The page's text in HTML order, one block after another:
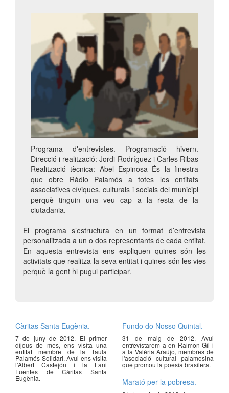
Programa d'entrevistes. Programació hivern.
Direcció i realització: Jordi Rodríguez i Carles Ribas
Realització tècnica: Abel Espinosa És la finestra
que obre Ràdio Palamós a totes les entitats
associatives cíviques, culturals i socials del municipi
perquè tinguin una veu cap a la resta de la
ciutadania.
El programa s’estructura en un format d’entrevista
personalitzada a un o dos representants de cada entitat.
En aquesta entrevista ens expliquen quines són les
activitats que realitza la seva entitat i quines són les vies
perquè la gent hi pugui participar.
Càritas Santa Eugènia.
7 de juny de 2012. El primer
dijous de mes, ens visita una
entitat membre de la Taula
Palamós Solidari. Avui ens visita
l'Albert Castejón i la Fani
Fuentes de Càritas Santa
Eugènia.
Fundo do Nosso Quintal.
31 de maig de 2012. Avui
entrevistarem a en Raimon Gil i
a la Valèria Araújo, membres de
l'asociació cultural palamosina
que promou la poesia brasilera.
Marató per la pobresa.